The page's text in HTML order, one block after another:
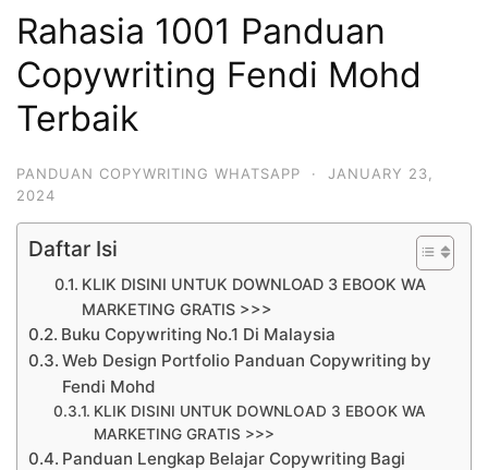
Rahasia 1001 Panduan
Copywriting Fendi Mohd
Terbaik
PANDUAN COPYWRITING WHATSAPP ·
JANUARY 23,
2024
Daftar Isi
KLIK DISINI UNTUK DOWNLOAD 3 EBOOK WA
MARKETING GRATIS >>>
Buku Copywriting No.1 Di Malaysia
Web Design Portfolio Panduan Copywriting by
Fendi Mohd
KLIK DISINI UNTUK DOWNLOAD 3 EBOOK WA
MARKETING GRATIS >>>
Panduan Lengkap Belajar Copywriting Bagi